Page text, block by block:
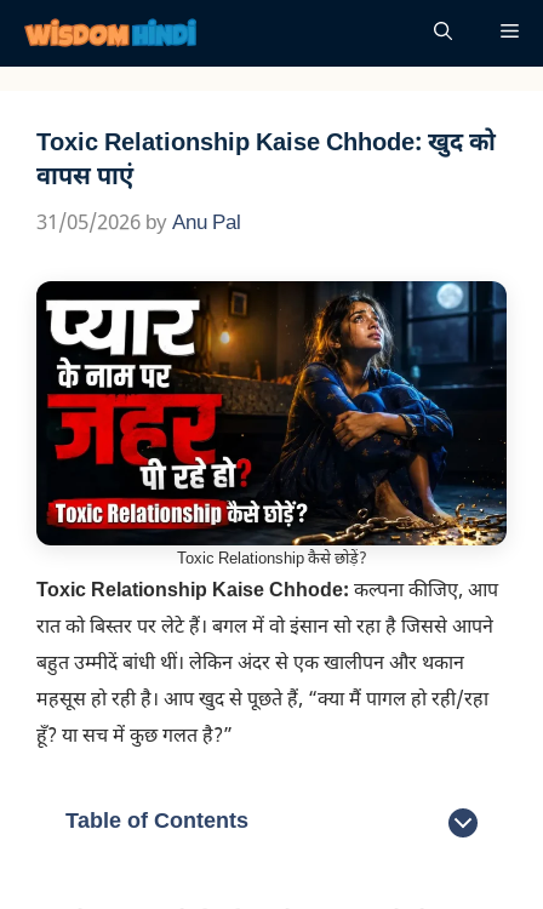
content
Toxic Relationship Kaise Chhode: खुद को
वापस पाएं
31/05/2026 byAnu Pal
Toxic Relationship कैसे छोड़ें?
Toxic Relationship Kaise Chhode: कल्पना कीजिए, आप
रात को बिस्तर पर लेटे हैं। बगल में वो इंसान सो रहा है जिससे आपने
बहुत उम्मीदें बांधी थीं। लेकिन अंदर से एक खालीपन और थकान
महसूस हो रही है। आप खुद से पूछते हैं, “क्या मैं पागल हो रही/रहा
हूँ? या सच में कुछ गलत है?”
Table of Contents